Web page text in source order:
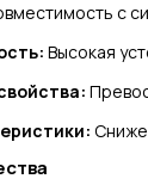
с
Высокая